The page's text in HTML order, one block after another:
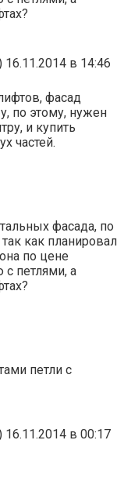
16.11.2014 в 14:46
фасад
по этому, нужен
и купить
частей.
фасада, по
как планировал
по цене
с петлями, а
петли с
16.11.2014 в 00:17